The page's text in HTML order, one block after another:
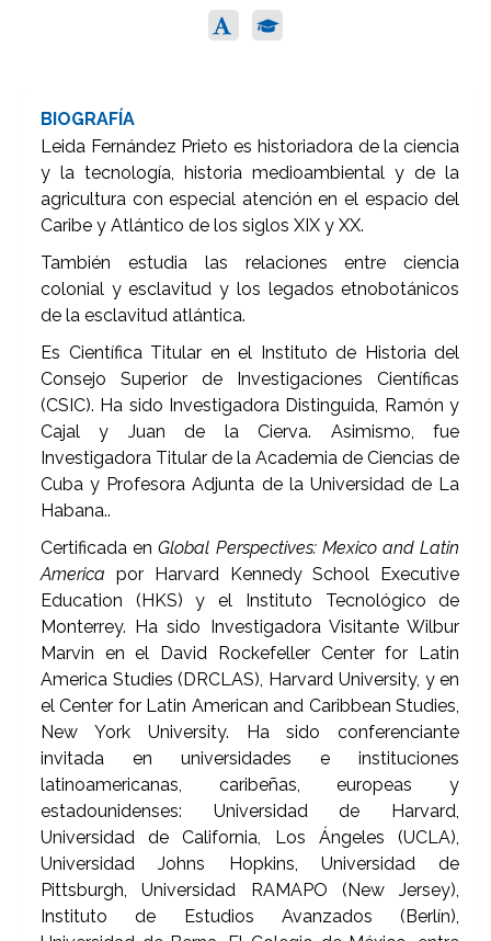
BIOGRAFÍA
Leida Fernández Prieto es historiadora de la ciencia
y la tecnología, historia medioambiental y de la
agricultura con especial atención en el espacio del
Caribe y Atlántico de los siglos XIX y XX.
También estudia las relaciones entre ciencia
colonial y esclavitud y los legados etnobotánicos
de la esclavitud atlántica.
Es Científica Titular en el Instituto de Historia del
Consejo Superior de Investigaciones Científicas
(CSIC). Ha sido Investigadora Distinguida, Ramón y
Cajal y Juan de la Cierva. Asimismo, fue
Investigadora Titular de la Academia de Ciencias de
Cuba y Profesora Adjunta de la Universidad de La
Habana..
Certificada enGlobal Perspectives: Mexico and Latin
America por Harvard Kennedy School Executive
Education (HKS) y el Instituto Tecnológico de
Monterrey. Ha sido Investigadora Visitante Wilbur
Marvin en el David Rockefeller Center for Latin
America Studies (DRCLAS), Harvard University, y en
el Center for Latin American and Caribbean Studies,
New York University. Ha sido conferenciante
invitada en universidades e instituciones
latinoamericanas, caribeñas, europeas y
estadounidenses: Universidad de Harvard,
Universidad de California, Los Ángeles (UCLA),
Universidad Johns Hopkins, Universidad de
Pittsburgh, Universidad RAMAPO (New Jersey),
Instituto de Estudios Avanzados (Berlín),